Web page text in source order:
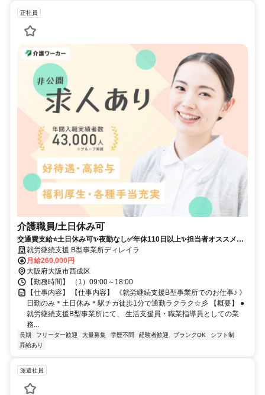
正社員
介護職員/土日休み可
交通費支給⭐️土日休み可✨夜勤なし✅️年休110日以上✨担当者オススメ⭕️
研修支援有✨経験者優遇❗️駅チカ
就労継続支援 B型事業所ディレイラ
月給260,000円
大阪府大阪市西成区
【勤務時間】 （1）09:00～18:00
【仕事内容】 【仕事内容】 《就労継続支援B型事業所でのお仕事♪ 》
日勤のみ＊土日休み＊駅チカ徒歩1分で通勤ラクラク☆彡 【概要】 ●
就労継続支援B型事業所にて、 生活支援員・職業指導員としての業
務...
長期 フリーター歓迎 大量募集 学歴不問 経験者歓迎 ブランクOK
シフト制
昇給あり
派遣社員